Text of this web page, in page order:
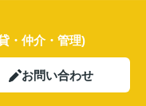
・仲介・管理)
お問い合わせ